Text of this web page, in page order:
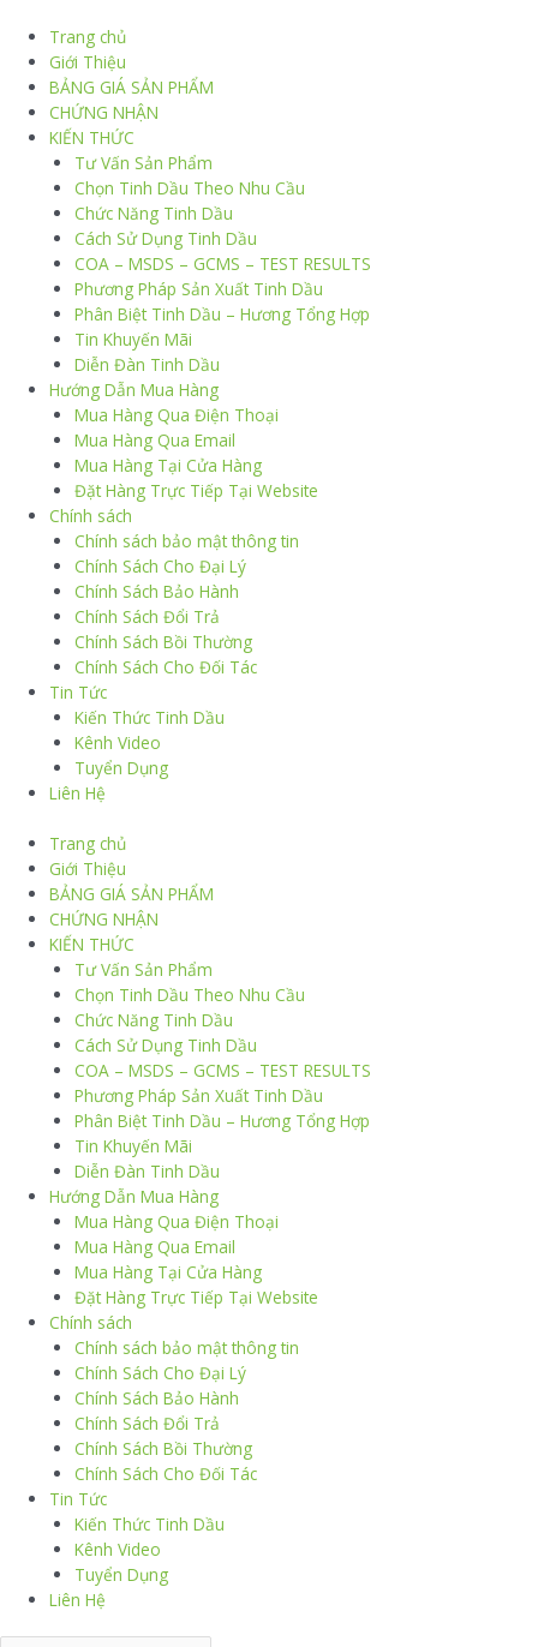
Trang chủ
Giới Thiệu
BẢNG GIÁ SẢN PHẨM
CHỨNG NHẬN
KIẾN THỨC
Tư Vấn Sản Phẩm
Chọn Tinh Dầu Theo Nhu Cầu
Chức Năng Tinh Dầu
Cách Sử Dụng Tinh Dầu
COA – MSDS – GCMS – TEST RESULTS
Phương Pháp Sản Xuất Tinh Dầu
Phân Biệt Tinh Dầu – Hương Tổng Hợp
Tin Khuyến Mãi
Diễn Đàn Tinh Dầu
Hướng Dẫn Mua Hàng
Mua Hàng Qua Điện Thoại
Mua Hàng Qua Email
Mua Hàng Tại Cửa Hàng
Đặt Hàng Trực Tiếp Tại Website
Chính sách
Chính sách bảo mật thông tin
Chính Sách Cho Đại Lý
Chính Sách Bảo Hành
Chính Sách Đổi Trả
Chính Sách Bồi Thường
Chính Sách Cho Đối Tác
Tin Tức
Kiến Thức Tinh Dầu
Kênh Video
Tuyển Dụng
Liên Hệ
Trang chủ
Giới Thiệu
BẢNG GIÁ SẢN PHẨM
CHỨNG NHẬN
KIẾN THỨC
Tư Vấn Sản Phẩm
Chọn Tinh Dầu Theo Nhu Cầu
Chức Năng Tinh Dầu
Cách Sử Dụng Tinh Dầu
COA – MSDS – GCMS – TEST RESULTS
Phương Pháp Sản Xuất Tinh Dầu
Phân Biệt Tinh Dầu – Hương Tổng Hợp
Tin Khuyến Mãi
Diễn Đàn Tinh Dầu
Hướng Dẫn Mua Hàng
Mua Hàng Qua Điện Thoại
Mua Hàng Qua Email
Mua Hàng Tại Cửa Hàng
Đặt Hàng Trực Tiếp Tại Website
Chính sách
Chính sách bảo mật thông tin
Chính Sách Cho Đại Lý
Chính Sách Bảo Hành
Chính Sách Đổi Trả
Chính Sách Bồi Thường
Chính Sách Cho Đối Tác
Tin Tức
Kiến Thức Tinh Dầu
Kênh Video
Tuyển Dụng
Liên Hệ